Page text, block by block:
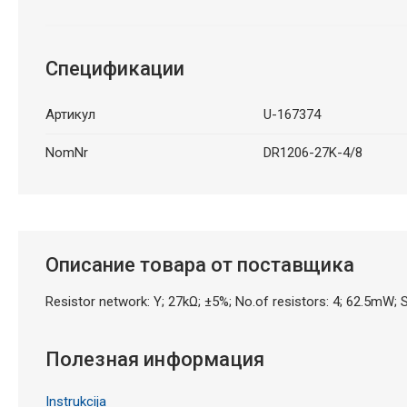
Спецификации
Артикул U-167374
NomNr DR1206-27K-4/8
Описание товара от поставщика
Resistor network: Y; 27kΩ; ±5%; No.of resistors: 4; 62.5mW;
Полезная информация
Instrukcija